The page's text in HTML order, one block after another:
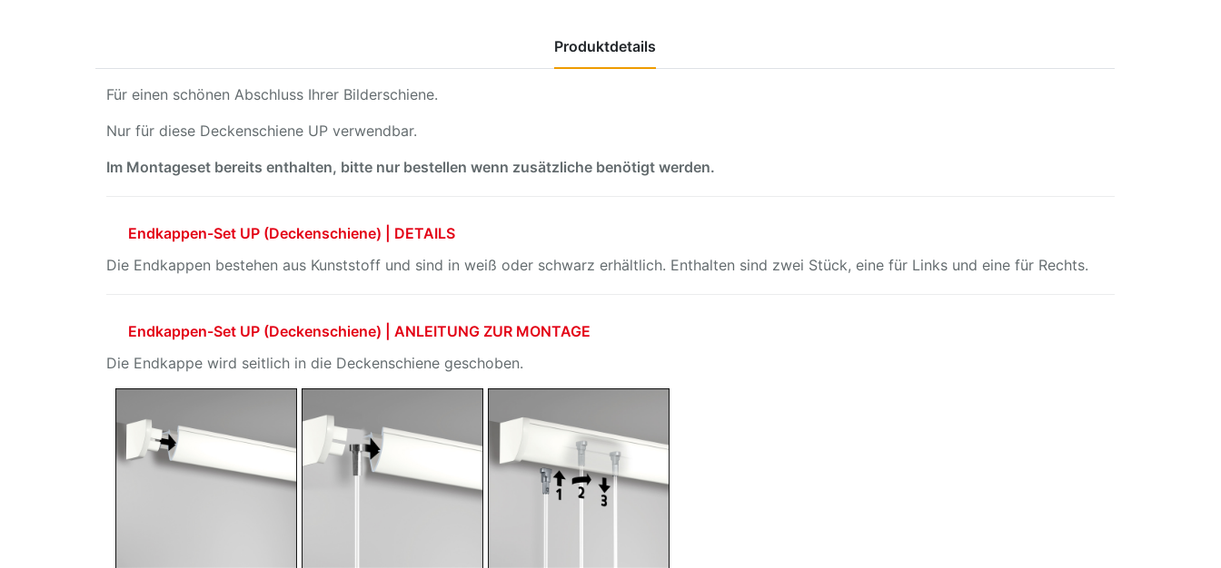
Produktdetails
Für einen schönen Abschluss Ihrer Bilderschiene.
Nur für diese Deckenschiene UP verwendbar.
Im Montageset bereits enthalten, bitte nur bestellen wenn zusätzliche benötigt werden.
Endkappen-Set UP (Deckenschiene) | DETAILS
Die Endkappen bestehen aus Kunststoff und sind in weiß oder schwarz erhältlich. Enthalten sind zwei Stück, eine für Links und eine für Rechts.
Endkappen-Set UP (Deckenschiene) | ANLEITUNG ZUR MONTAGE
Die Endkappe wird seitlich in die Deckenschiene geschoben.